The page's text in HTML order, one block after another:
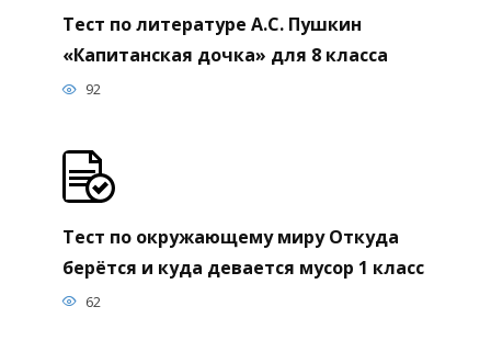
Тест по литературе А.С. Пушкин
«Капитанская дочка» для 8 класса
92
Тест по окружающему миру Откуда
берётся и куда девается мусор 1 класс
62